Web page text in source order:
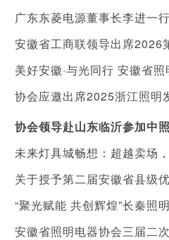
安徽省照明电器协会第三次会员大会在
广东东菱电源董事长李进一
安徽省工商联领导出席2026
美好安徽·与光同行 安徽省
协会应邀出席2025浙江照明
协会领导赴山东临沂参加中
未来灯具城畅想：超越卖场
关于授予第二届安徽省县级
暨落实表彰及扶持措施的通知
“聚光赋能 共创辉煌”长秦照
安徽省照明电器协会三届二